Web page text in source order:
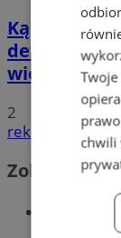
Kąpielisko
2
reklama
Zobacz
chwili